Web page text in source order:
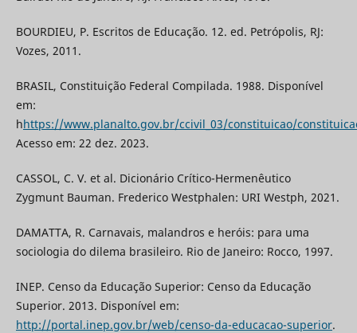
BOURDIEU, P. Escritos de Educação. 12. ed. Petrópolis, RJ:
Vozes, 2011.
BRASIL, Constituição Federal Compilada. 1988. Disponível
em:
hhttps://www.planalto.gov.br/ccivil_03/constituicao/
Acesso em: 22 dez. 2023.
CASSOL, C. V. et al. Dicionário Crítico-Hermenêutico
Zygmunt Bauman. Frederico Westphalen: URI Westph, 2021.
DAMATTA, R. Carnavais, malandros e heróis: para uma
sociologia do dilema brasileiro. Rio de Janeiro: Rocco, 1997.
INEP. Censo da Educação Superior: Censo da Educação
Superior. 2013. Disponível em:
http://portal.inep.gov.br/web/censo-da-educacao-superior.